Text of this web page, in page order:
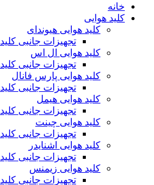
خانه
کلید هوایی
کلید هوایی هیوندای
تجهیزات جانبی
کلید هوایی ال اس
تجهیزات جانبی
کلید هوایی پارس فانال
تجهیزات جانبی
کلید هوایی هیمل
تجهیزات جانبی
کلید هوایی چینت
تجهیزات جانبی
کلید هوایی اشنایدر
تجهیزات جانبی کلید
کلید هوایی زیمنس
تجهیزات جانبی